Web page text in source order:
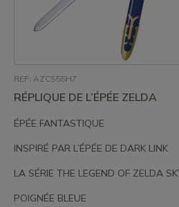
REF: AZCS55H7
RÉPLIQUE DE L’ÉPÉE ZELDA
ÉPÉE FANTASTIQUE
INSPIRÉ PAR L’ÉPÉE DE DARK LINK
LA SÉRIE THE LEGEND OF ZELDA
POIGNÉE BLEUE